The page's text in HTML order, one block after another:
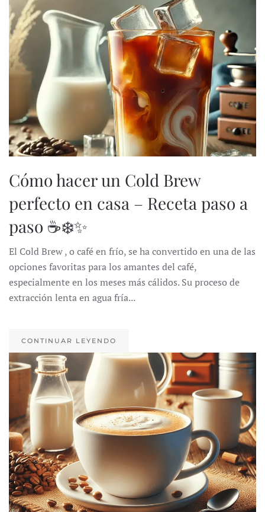
Cómo hacer un Cold Brew
perfecto en casa – Receta paso a
paso ☕❄️✨
El Cold Brew , o café en frío, se ha convertido en una de las
opciones favoritas para los amantes del café,
especialmente en los meses más cálidos. Su proceso de
extracción lenta en agua fría...
CONTINUAR LEYENDO